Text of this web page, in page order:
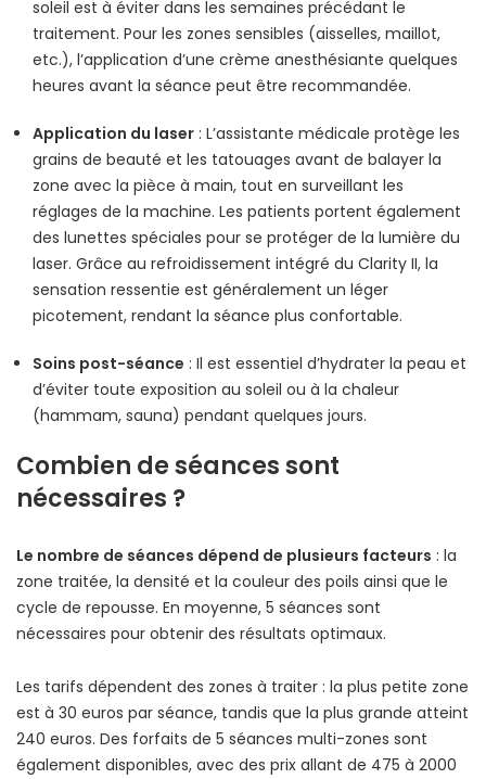
soleil est à éviter dans les semaines précédant le
traitement. Pour les zones sensibles (aisselles, maillot,
etc.), l’application d’une crème anesthésiante quelques
heures avant la séance peut être recommandée.
Application du laser : L’assistante médicale protège les
grains de beauté et les tatouages avant de balayer la
zone avec la pièce à main, tout en surveillant les
réglages de la machine. Les patients portent également
des lunettes spéciales pour se protéger de la lumière du
laser. Grâce au refroidissement intégré du Clarity II, la
sensation ressentie est généralement un léger
picotement, rendant la séance plus confortable.
Soins post-séance : Il est essentiel d’hydrater la peau et
d’éviter toute exposition au soleil ou à la chaleur
(hammam, sauna) pendant quelques jours.
Combien de séances sont
nécessaires ?
Le nombre de séances dépend de plusieurs facteurs : la
zone traitée, la densité et la couleur des poils ainsi que le
cycle de repousse. En moyenne, 5 séances sont
nécessaires pour obtenir des résultats optimaux.
Les tarifs dépendent des zones à traiter : la plus petite zone
est à 30 euros par séance, tandis que la plus grande atteint
240 euros. Des forfaits de 5 séances multi-zones sont
également disponibles, avec des prix allant de 475 à 2000